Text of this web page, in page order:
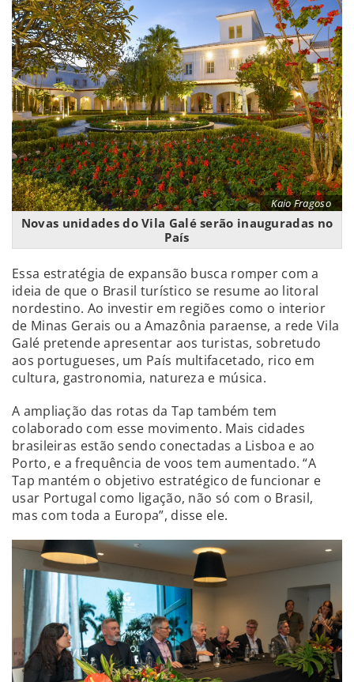
Kaio Fragoso
Novas unidades do Vila Galé serão inauguradas no
País
Essa estratégia de expansão busca romper com a
ideia de que o Brasil turístico se resume ao litoral
nordestino. Ao investir em regiões como o interior
de Minas Gerais ou a Amazônia paraense, a rede Vila
Galé pretende apresentar aos turistas, sobretudo
aos portugueses, um País multifacetado, rico em
cultura, gastronomia, natureza e música.
A ampliação das rotas da Tap também tem
colaborado com esse movimento. Mais cidades
brasileiras estão sendo conectadas a Lisboa e ao
Porto, e a frequência de voos tem aumentado. “A
Tap mantém o objetivo estratégico de funcionar e
usar Portugal como ligação, não só com o Brasil,
mas com toda a Europa”, disse ele.